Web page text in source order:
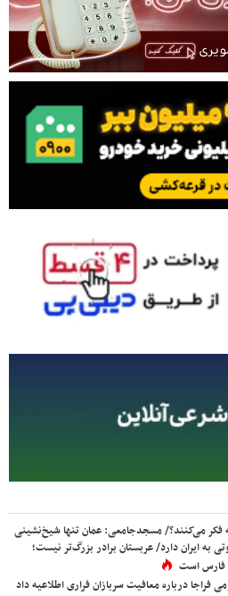
فکر می‌کنند؟/ مسجدجامعی: عمان تنها شیخ‌نشینی
به ایران دارد/ عربستان برادر بزرگ‌تر نیست؛
فارس است
فراجا درباره معافیت سربازان فراری اطلاعیه داد